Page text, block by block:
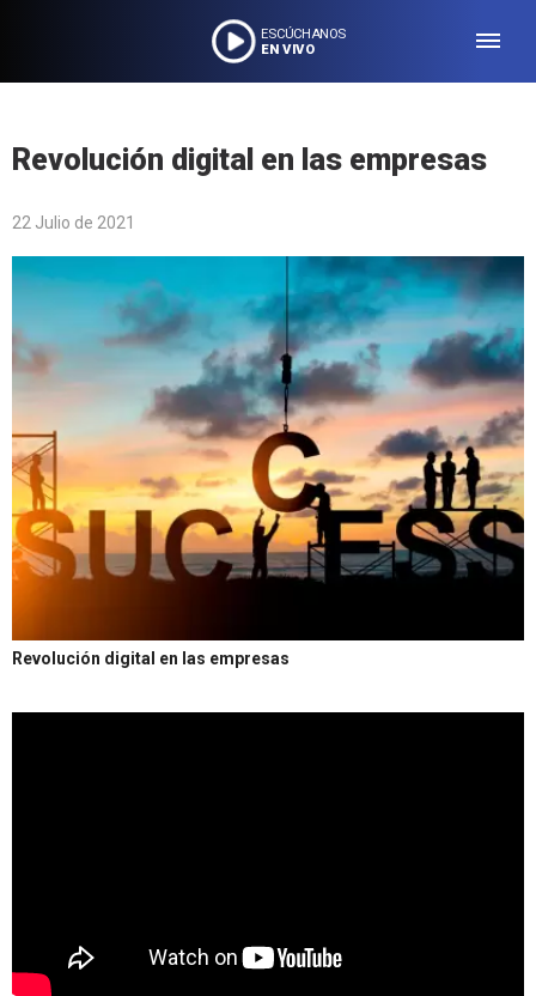
ESCÚCHANOS
EN VIVO
Revolución digital en las empresas
22 Julio de 2021
Revolución digital en las empresas